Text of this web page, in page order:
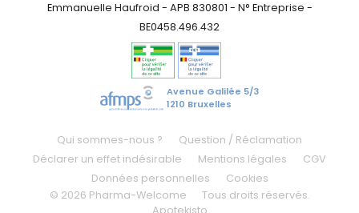
Emmanuelle Haufroid - APB 830801 - N° Entreprise -
BE0458.496.432
Avenue Galilée 5/3
1210 Bruxelles
Qui sommes-nous ?
Question / Réclamation
Déclarer un effet indésirable
Mentions légales
CGV
Données personnelles
Cookies
© 2026 Pharma-Welcome
Tous droits réservés.
Apotekisto